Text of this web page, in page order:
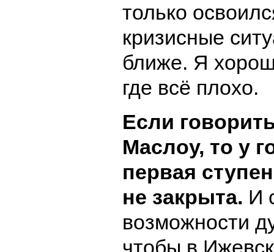
только
кризисные
ближе. Я
где всё плохо.
Если
Маслоу, то у
первая
не закрыта. И
возможности
чтобы в